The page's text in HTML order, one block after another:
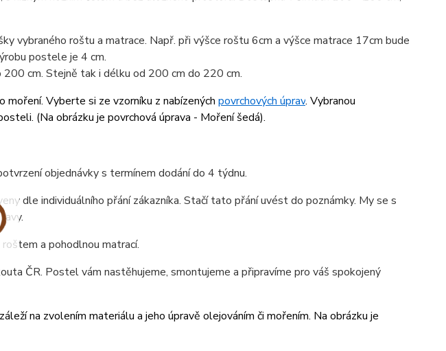
vybraného roštu a matrace. Např. při výšce roštu 6cm a výšce matrace 17cm bude
postele je 4 cm.
cm. Stejně tak i délku od 200 cm do 220 cm.
moření. Vyberte si ze vzorníku z nabízených povrchových úprav. Vybranou
(Na obrázku je povrchová úprava - Moření šedá).
objednávky s termínem dodání do 4 týdnu.
dle individuálního přání zákazníka. Stačí tato přání uvést do poznámky. My se s
a pohodlnou matrací.
ČR. Postel vám nastěhujeme, smontujeme a připravíme pro váš spokojený
na zvolením materiálu a jeho úpravě olejováním či mořením. Na obrázku je